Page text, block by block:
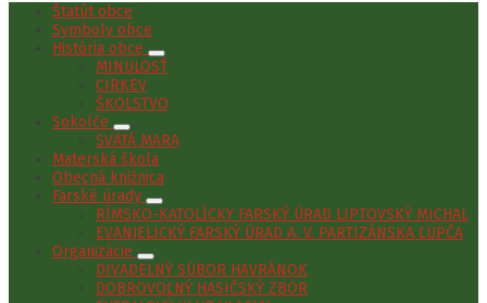
Štatút obce
Symboly obce
História obce
MINULOSŤ
CIRKEV
ŠKOLSTVO
Sokolče
SVÄTÁ MARA
Materská škola
Obecná knižnica
Farské úrady
RÍMSKO-KATOLÍCKY FARSKÝ ÚRAD LIPTOVSKÝ MICHAL
EVANJELICKÝ FARSKÝ ÚRAD A. V. PARTIZÁNSKA ĽUPČA
Organizácie
DIVADELNÝ SÚBOR HAVRÁNOK
DOBROVOĽNÝ HASIČSKÝ ZBOR